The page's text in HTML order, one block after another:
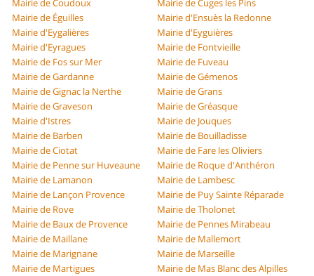
Mairie de Coudoux
Mairie de Cuges les Pins
Mairie de Éguilles
Mairie d'Ensuès la Redonne
Mairie d'Eygalières
Mairie d'Eyguières
Mairie d'Eyragues
Mairie de Fontvieille
Mairie de Fos sur Mer
Mairie de Fuveau
Mairie de Gardanne
Mairie de Gémenos
Mairie de Gignac la Nerthe
Mairie de Grans
Mairie de Graveson
Mairie de Gréasque
Mairie d'Istres
Mairie de Jouques
Mairie de Barben
Mairie de Bouilladisse
Mairie de Ciotat
Mairie de Fare les Oliviers
Mairie de Penne sur Huveaune
Mairie de Roque d'Anthéron
Mairie de Lamanon
Mairie de Lambesc
Mairie de Lançon Provence
Mairie de Puy Sainte Réparade
Mairie de Rove
Mairie de Tholonet
Mairie de Baux de Provence
Mairie de Pennes Mirabeau
Mairie de Maillane
Mairie de Mallemort
Mairie de Marignane
Mairie de Marseille
Mairie de Martigues
Mairie de Mas Blanc des Alpilles